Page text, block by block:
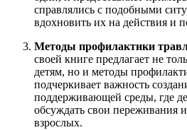
справлялись с подобными
вдохновить их на действия и
Методы профилактики
своей книге предлагает не
детям, но и методы
подчеркивает важность
поддерживающей среды, где
обсуждать свои переживания
взрослых.